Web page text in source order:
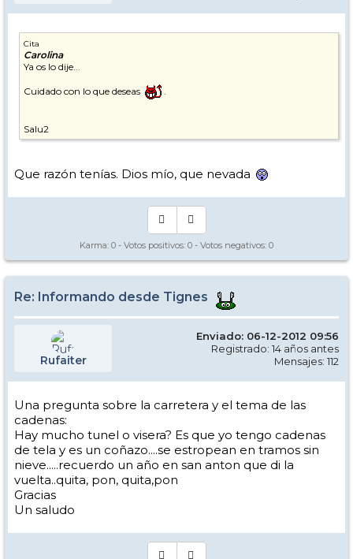
Cita
Carolina
Ya os lo dije...
Cuidado con lo que deseas
Salu2
Que razón tenías. Dios mío, que nevada
Karma: 0 - Votos positivos: 0 - Votos negativos: 0
Re: Informando desde Tignes
Rufaiter
Enviado: 06-12-2012 09:56
Registrado: 14 años antes
Mensajes: 112
Una pregunta sobre la carretera y el tema de las
cadenas:
Hay mucho tunel o visera? Es que yo tengo cadenas
de tela y es un coñazo....se estropean en tramos sin
nieve.....recuerdo un año en san anton que di la
vuelta..quita, pon, quita,pon
Gracias
Un saludo